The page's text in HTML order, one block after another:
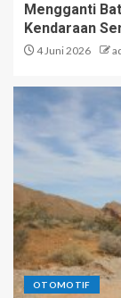
Mengganti
Kendaraan
4 Juni 2026
OTOMOTIF